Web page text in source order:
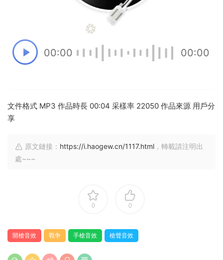
00:00 00:00
文件格式 MP3 作品時長 00:04 采樣率 22050 作品來源 用戶分
享
原文鏈接： https://i.haogew.cn/1117.html ，轉載請注明出
處~~~
0 0
開槍音效 戰争 手槍音效 槍聲音效